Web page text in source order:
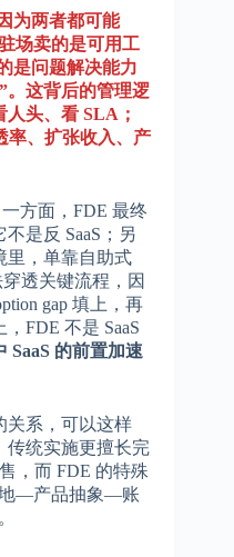
为两者都可能
场卖的是可用工
是问题解决能力
。这背后的管理逻
头、看 SLA；
率、扩张收入、产
方面，FDE 最终
是反 SaaS；另
里，单靠自助式
透关键流程，因
gap 填上，再
FDE 不是 SaaS
SaaS 的前置加速
关系，可以这样
传统实施更擅长完
，而 FDE 的特殊
—产品抽象—账